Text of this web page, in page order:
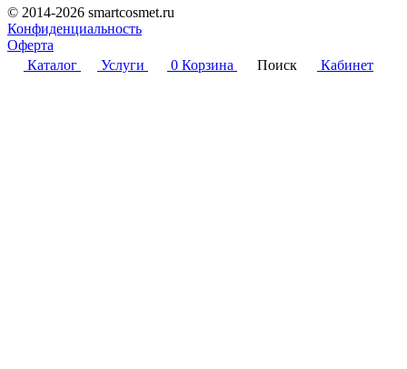
© 2014-2026 smartcosmet.ru
Конфиденциальность
Оферта
Каталог
Услуги 0 Корзина Поиск Кабинет